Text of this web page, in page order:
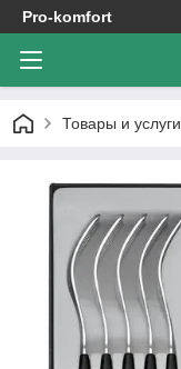
Pro-komfort
Товары и услуги